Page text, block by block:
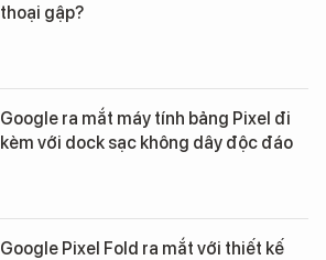
thoại gập?
Google ra mắt máy tính bảng Pixel đi
kèm với dock sạc không dây độc đáo
Google Pixel Fold ra mắt với thiết kế